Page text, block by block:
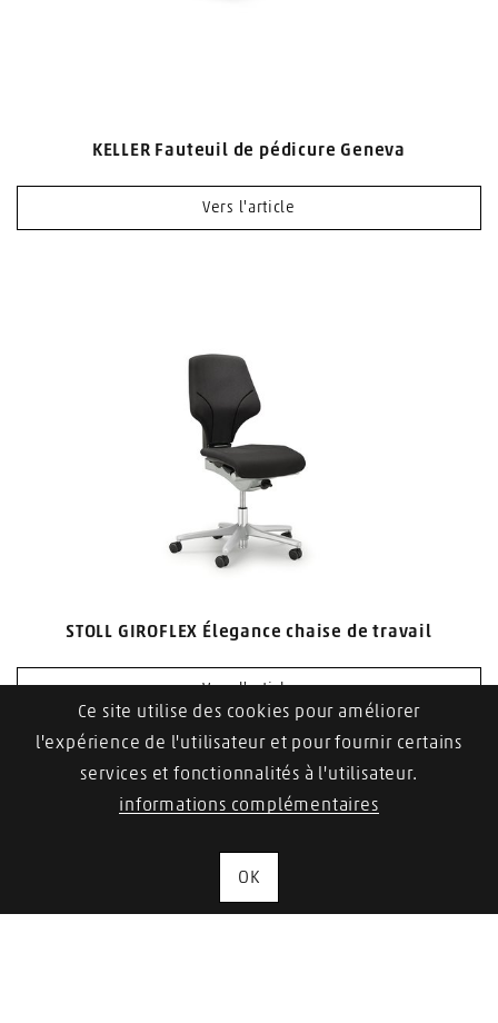
KELLER Fauteuil de pédicure Geneva
Vers l'article
STOLL GIROFLEX Élegance chaise de travail
Vers l'article
Ce site utilise des cookies pour améliorer
l'expérience de l'utilisateur et pour fournir certains
services et fonctionnalités à l'utilisateur.
informations complémentaires
OK